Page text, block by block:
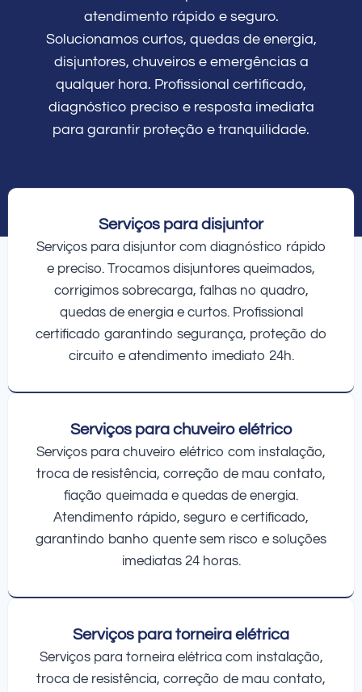
atendimento rápido e seguro.
Solucionamos curtos, quedas de energia,
disjuntores, chuveiros e emergências a
qualquer hora. Profissional certificado,
diagnóstico preciso e resposta imediata
para garantir proteção e tranquilidade.
Serviços para disjuntor
Serviços para disjuntor com diagnóstico rápido
e preciso. Trocamos disjuntores queimados,
corrigimos sobrecarga, falhas no quadro,
quedas de energia e curtos. Profissional
certificado garantindo segurança, proteção do
circuito e atendimento imediato 24h.
Serviços para chuveiro elétrico
Serviços para chuveiro elétrico com instalação,
troca de resistência, correção de mau contato,
fiação queimada e quedas de energia.
Atendimento rápido, seguro e certificado,
garantindo banho quente sem risco e soluções
imediatas 24 horas.
Serviços para torneira elétrica
Serviços para torneira elétrica com instalação,
troca de resistência, correção de mau contato,